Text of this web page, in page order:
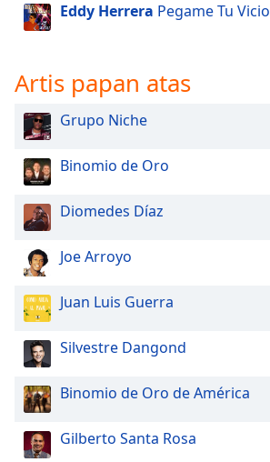
Eddy Herrera Pegame Tu Vicio
Artis papan atas
Grupo Niche
Binomio de Oro
Diomedes Díaz
Joe Arroyo
Juan Luis Guerra
Silvestre Dangond
Binomio de Oro de América
Gilberto Santa Rosa